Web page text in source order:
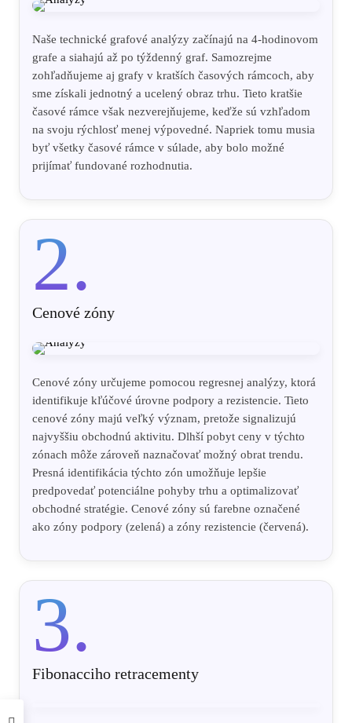
Naše technické grafové analýzy začínajú na 4-hodinovom
grafe a siahajú až po týždenný graf. Samozrejme
zohľadňujeme aj grafy v kratších časových rámcoch, aby
sme získali jednotný a ucelený obraz trhu. Tieto kratšie
časové rámce však nezverejňujeme, keďže sú vzhľadom
na svoju rýchlosť menej výpovedné. Napriek tomu musia
byť všetky časové rámce v súlade, aby bolo možné
prijímať fundované rozhodnutia.
2.
Cenové zóny
Cenové zóny určujeme pomocou regresnej analýzy, ktorá
identifikuje kľúčové úrovne podpory a rezistencie. Tieto
cenové zóny majú veľký význam, pretože signalizujú
najvyššiu obchodnú aktivitu. Dlhší pobyt ceny v týchto
zónach môže zároveň naznačovať možný obrat trendu.
Presná identifikácia týchto zón umožňuje lepšie
predpovedať potenciálne pohyby trhu a optimalizovať
obchodné stratégie. Cenové zóny sú farebne označené
ako zóny podpory (zelená) a zóny rezistencie (červená).
3.
Fibonacciho retracementy